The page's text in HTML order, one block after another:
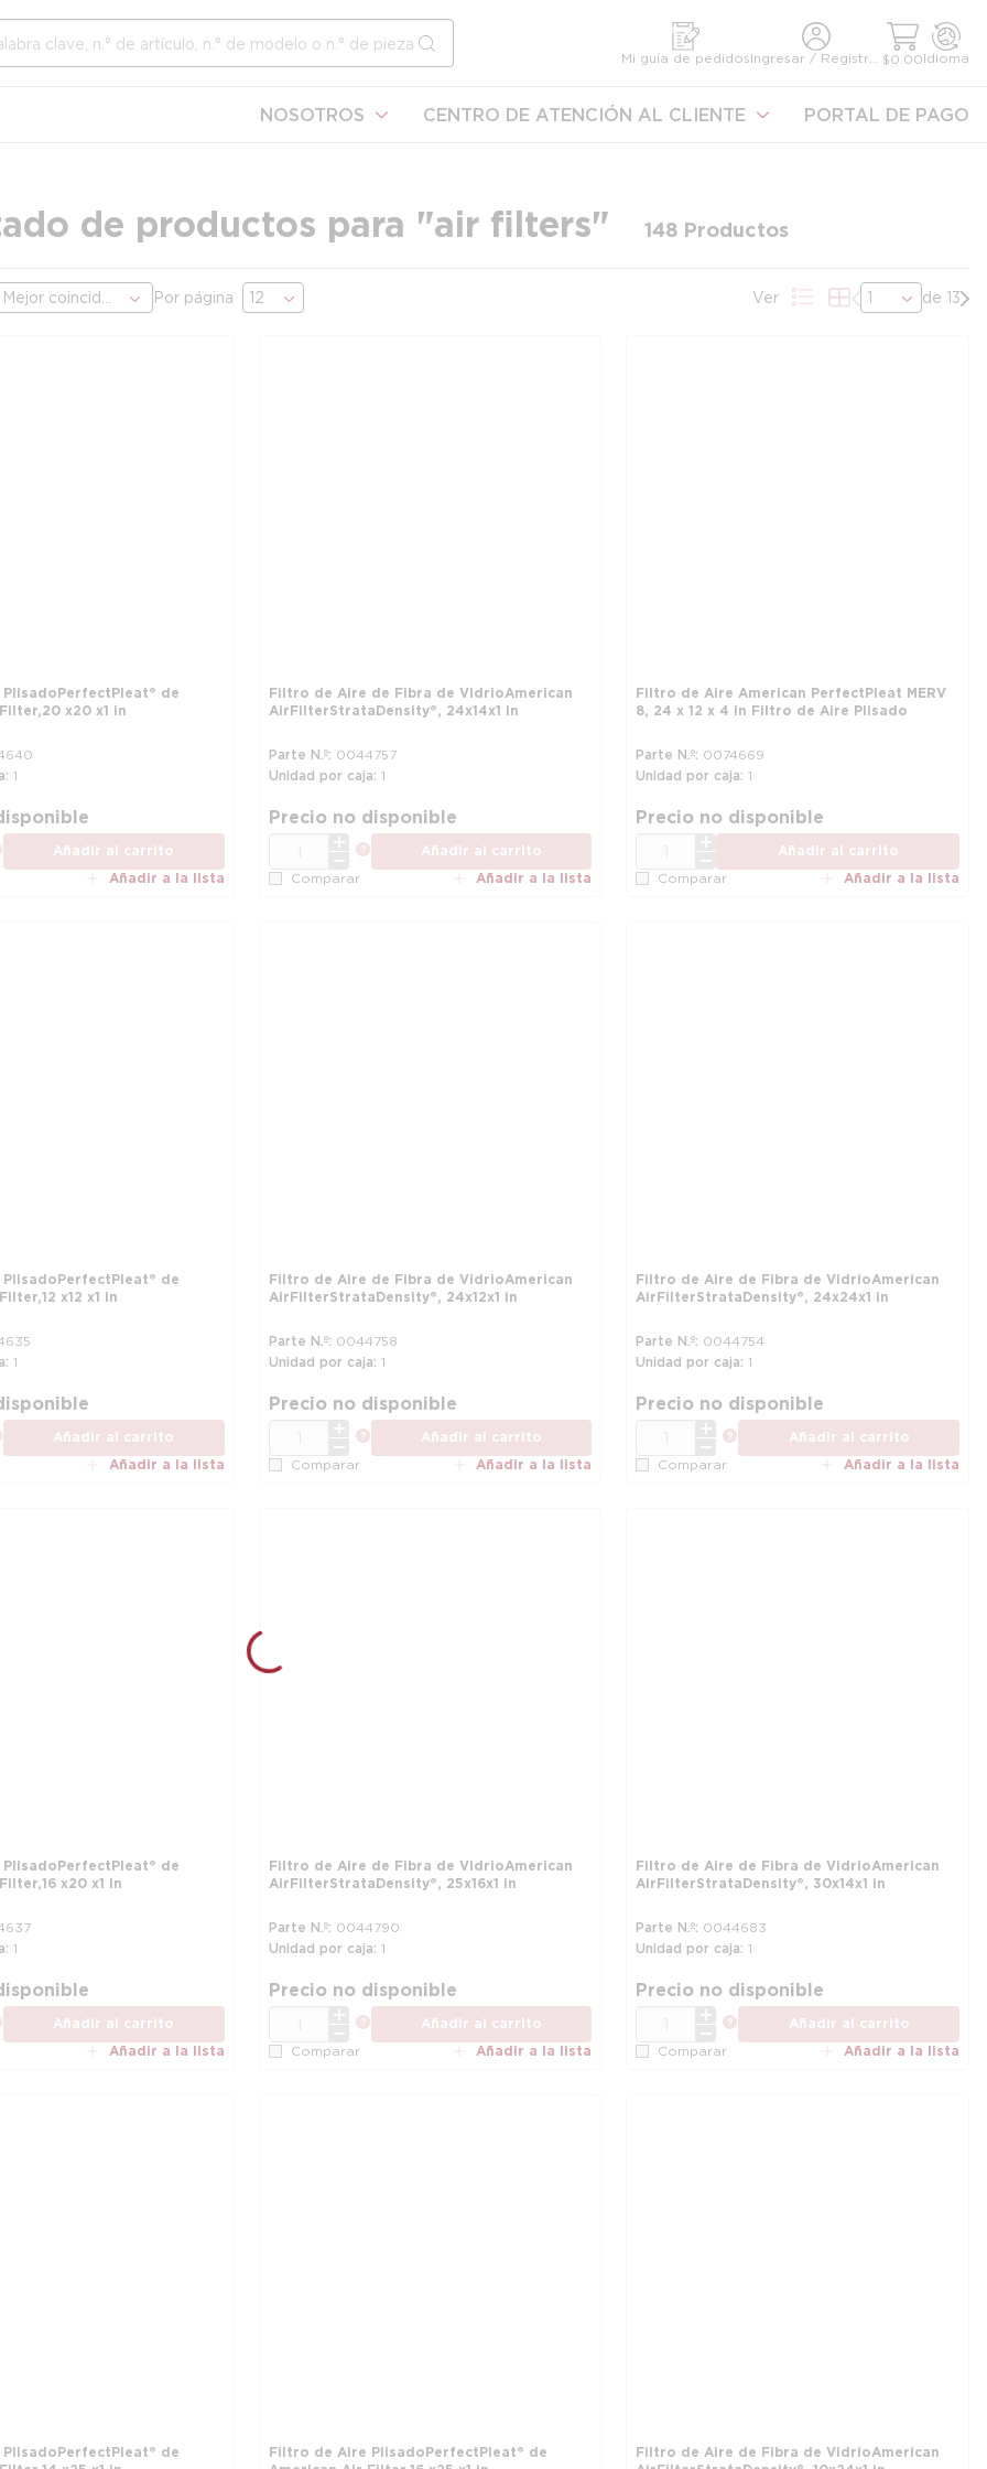
enviar búsqueda
Mi guía de pedidosIngresar / Registrarse$0.00Idioma
NOSOTROS CENTRO DE ATENCIÓN AL CLIENTE PORTAL DE PAGO
de productos para "air filters" 148 Productos
Por página Ver
Vista de la lista de
Vista de la grilla
Página anterior
de 13
PerfectPleat® de
20 x 20 x 1 in
1
más información
Añadir al carrito
Añadir a la lista
Filtro de Aire de Fibra de Vidrio American
Air Filter StrataDensity®, 24 x 14 x 1 in
Parte N.º 0044757
Unidad por caja 1
Precio no disponible
más información
Añadir al carrito
Comparar Añadir a la lista
Filtro de Aire American PerfectPleat MERV
8, 24 x 12 x 4 in Filtro de Aire Plisado
Parte N.º 0074669
Unidad por caja 1
Precio no disponible
Añadir al carrito
Comparar Añadir a la lista
PerfectPleat® de
12 x 12 x 1 in
1
más información
Añadir al carrito
Añadir a la lista
Filtro de Aire de Fibra de Vidrio American
Air Filter StrataDensity®, 24 x 12 x 1 in
Parte N.º 0044758
Unidad por caja 1
Precio no disponible
más información
Añadir al carrito
Comparar Añadir a la lista
Filtro de Aire de Fibra de Vidrio American
Air Filter StrataDensity®, 24 x 24 x 1 in
Parte N.º 0044754
Unidad por caja 1
Precio no disponible
más información
Añadir al carrito
Comparar Añadir a la lista
PerfectPleat® de
16 x 20 x 1 in
1
más información
Añadir al carrito
Añadir a la lista
Filtro de Aire de Fibra de Vidrio American
Air Filter StrataDensity®, 25 x 16 x 1 in
Parte N.º 0044790
Unidad por caja 1
Precio no disponible
más información
Añadir al carrito
Comparar Añadir a la lista
Filtro de Aire de Fibra de Vidrio American
Air Filter StrataDensity®, 30 x 14 x 1 in
Parte N.º 0044683
Unidad por caja 1
Precio no disponible
más información
Añadir al carrito
Comparar Añadir a la lista
PerfectPleat® de
Filtro de Aire Plisado PerfectPleat® de
Filtro de Aire de Fibra de Vidrio American